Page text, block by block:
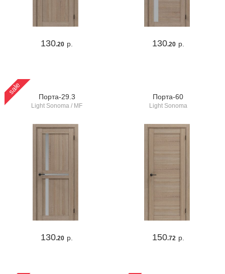
130.20 р. 130.20 р.
sale
Порта-29.3
Light Sonoma / MF
130.20 р.
Порта-60
Light Sonoma
150.72 р.